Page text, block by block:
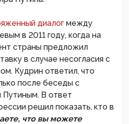
диалог между
в 2011 году, когда на
страны предложил
в случае несогласия с
Кудрин ответил, что
после беседы с
В ответ
решил показать, кто в
что вы можете